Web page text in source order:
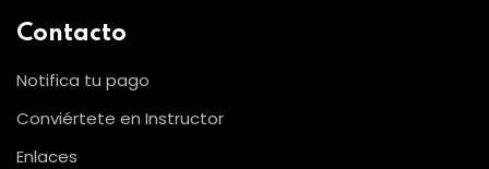
Contacto
Notifica tu pago
Conviértete en Instructor
Enlaces